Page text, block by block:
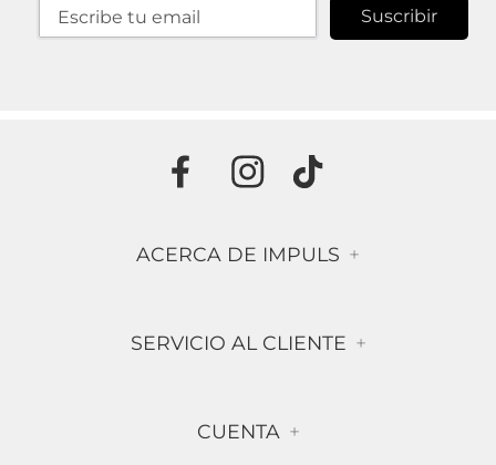
Suscribir
ACERCA DE IMPULS +
Contáctanos
SERVICIO AL CLIENTE +
CUENTA +